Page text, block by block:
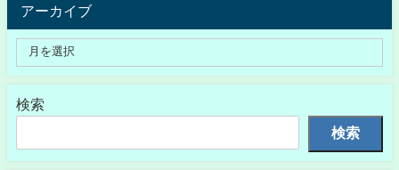
アーカイブ
検索
検索